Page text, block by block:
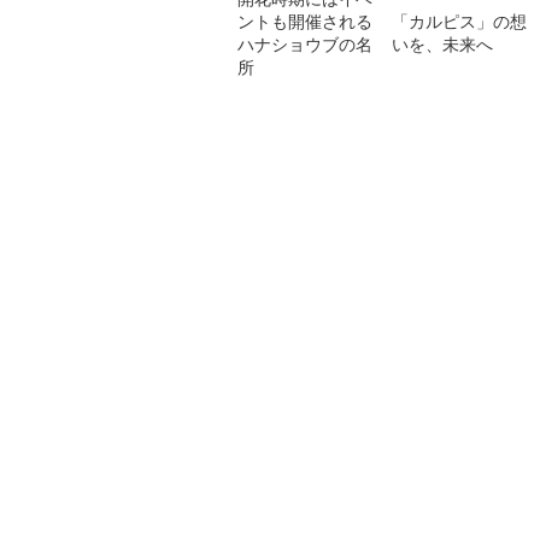
ントも開催される
ハナショウブの名
所
「カルピス」の想
いを、未来へ